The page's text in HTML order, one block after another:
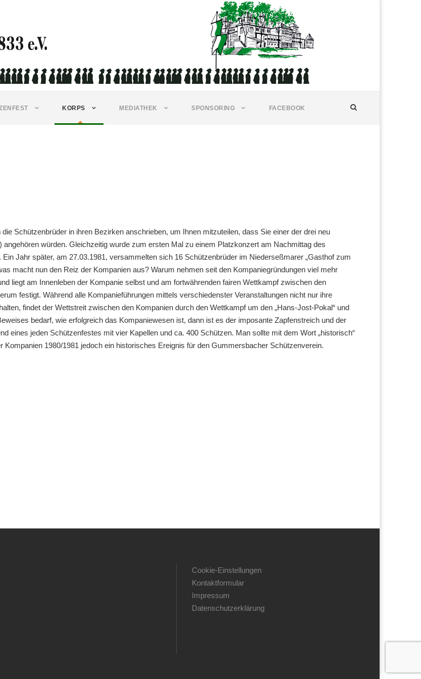
KORPS MEDIATHEK SPONSORING FACEBOOK
Schützenbrüder in ihren Bezirken anschrieben, um Ihnen mitzuteilen, dass Sie einer der drei neu
würden. Gleichzeitig wurde zum ersten Mal zu einem Platzkonzert am Nachmittag des
Jahr später, am 27.03.1981, versammelten sich 16 Schützenbrüder im Niederseßmarer „Gasthof zum
macht nun den Reiz der Kompanien aus? Warum nehmen seit den Kompaniegründungen viel mehr
liegt am Innenleben der Kompanie selbst und am fortwährenden fairen Wettkampf zwischen den
festigt. Während alle Kompanieführungen mittels verschiedenster Veranstaltungen nicht nur ihre
findet der Wettstreit zwischen den Kompanien durch den Wettkampf um den „Hans-Jost-Pokal“ und
bedarf, wie erfolgreich das Kompaniewesen ist, dann ist es der imposante Zapfenstreich und der
eines jeden Schützenfestes mit vier Kapellen und ca. 400 Schützen. Man sollte mit dem Wort „historisch“
1980/1981 jedoch ein historisches Ereignis für den Gummersbacher Schützenverein.
Cookie-Einstellungen
Kontaktformular
Impressum
Datenschutzerklärung